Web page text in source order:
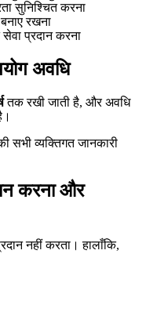
सुनिश्चित करना
रखना
प्रदान करना
अवधि
तक रखी जाती है, और अवधि
सभी व्यक्तिगत जानकारी
करना और
नहीं करता। हालाँकि,